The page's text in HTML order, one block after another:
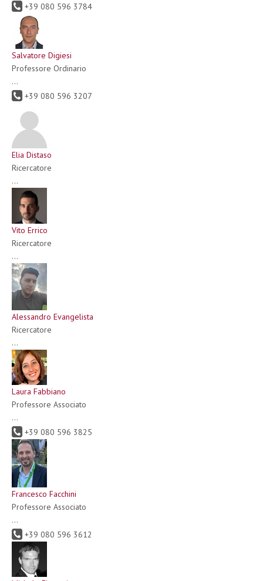
+39 080 596 3784
Salvatore Digiesi
Professore Ordinario
...
+39 080 596 3207
Elia Distaso
Ricercatore
...
Vito Errico
Ricercatore
...
Alessandro Evangelista
Ricercatore
...
Laura Fabbiano
Professore Associato
...
+39 080 596 3825
Francesco Facchini
Professore Associato
...
+39 080 596 3612